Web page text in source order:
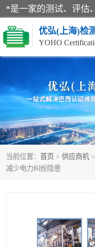
优弘(上海)检
YOHO
当前位置： 首页 > 供应商机 >
减少电力纠纷隐患
RECYCLASS认证
NR12认证
ART认证
巴西认证